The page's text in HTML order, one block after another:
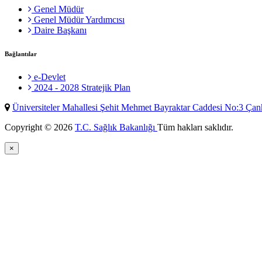
Genel Müdür
Genel Müdür Yardımcısı
Daire Başkanı
Bağlantılar
e-Devlet
2024 - 2028 Stratejik Plan
Üniversiteler Mahallesi Şehit Mehmet Bayraktar Caddesi No:3
Copyright © 2026 T.C. Sağlık Bakanlığı Tüm hakları saklıdır.
×